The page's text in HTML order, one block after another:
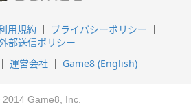
用規約
プライバシーポリシー
部送信ポリシー
運営会社 Game8 (English)
Game8, Inc.